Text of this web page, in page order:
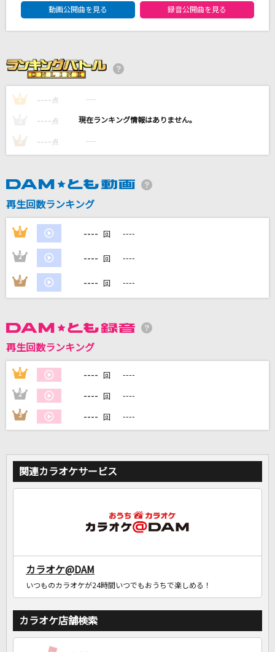
平熱
Mr.Children
[生音]背中越しのチャンス
亀と山P
六兆年と一夜物語
和楽器バンド
[生音]Tomorrow never knows
[生音]優しいあの子
スピッツ
DAMの新曲・ランキングなど
DAMに会員登録・ログインして
カラオケをもっと楽しもう！
動画公開曲を見る 録音公開曲を見る
1 ---- 点 ----
---- 点 ----
3 ---- 点 ----
再生回数ランキング
1 ---- 回 ----
2 ---- 回 ----
3 ---- 回 ----
再生回数ランキング
1 ---- 回 ----
2 ---- 回 ----
3 ---- 回 ----
関連カラオケサービス
カラオケ@DAM
いつものカラオケが24時間いつでもおうちで楽しめる！
カラオケ店舗検索